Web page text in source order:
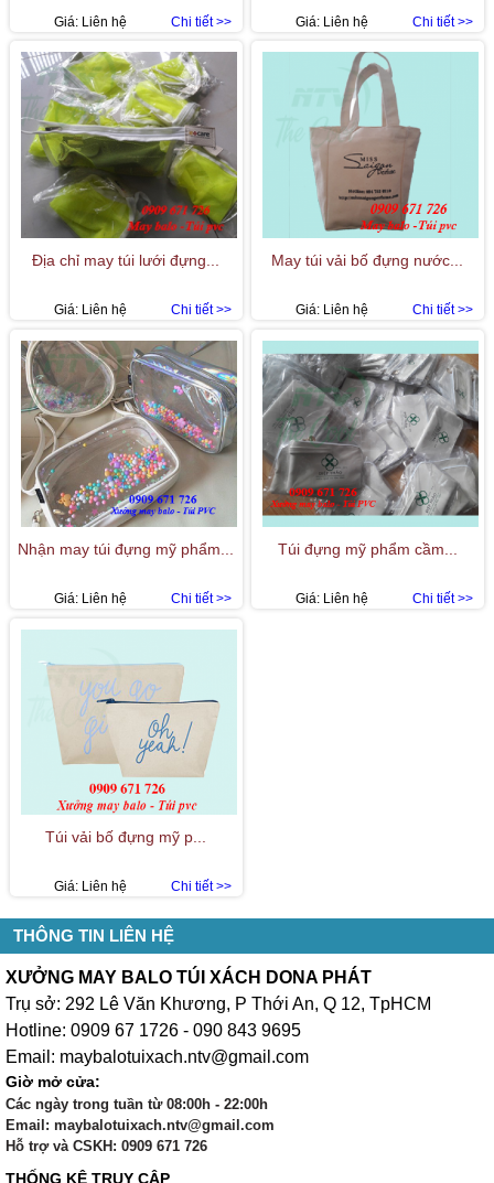
Chi tiết >>
Giá: Liên hệ Chi tiết >>
Giá: Liên hệ
Địa chỉ may túi lưới đựng...
Chi tiết >>
Giá: Liên hệ
May túi vải bố đựng nước...
Chi tiết >>
Giá: Liên hệ
Nhận may túi đựng mỹ phẩm...
Chi tiết >>
Giá: Liên hệ
Túi đựng mỹ phẩm cầm...
Chi tiết >>
Giá: Liên hệ
Túi vải bố đựng mỹ p...
Chi tiết >>
Giá: Liên hệ
THÔNG TIN LIÊN HỆ
XƯỞNG MAY BALO TÚI XÁCH DONA PHÁT
Trụ sở: 292 Lê Văn Khương, P Thới An, Q 12, TpHCM
Hotline: 0909 67 1726 - 090 843 9695
Email: maybalotuixach.ntv@gmail.com
Giờ mở cửa:
Các ngày trong tuần từ 08:00h - 22:00h
Email: maybalotuixach.ntv@gmail.com
Hỗ trợ và CSKH: 0909 671 726
THỐNG KÊ TRUY CẬP